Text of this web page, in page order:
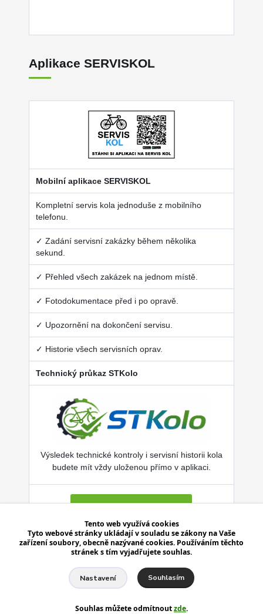
Aplikace SERVISKOL
Mobilní aplikace SERVISKOL
Kompletní servis kola jednoduše z mobilního
telefonu.
✓ Zadání servisní zakázky během několika
sekund.
✓ Přehled všech zakázek na jednom místě.
✓ Fotodokumentace před i po opravě.
✓ Upozornění na dokončení servisu.
✓ Historie všech servisních oprav.
Technický průkaz STKolo
Výsledek technické kontroly i servisní historii kola
budete mít vždy uloženou přímo v aplikaci.
Aplikace je zdarma pro Android i iPhone.
Tento web využívácookies
Tyto webové stránky ukládají v souladu se zákony na Vaše
zařízení soubory, obecně nazývané cookies. Používáním těchto
stránek s tím vyjadřujete souhlas.
Nastavení Souhlasím
Souhlas můžete odmítnoutzde.